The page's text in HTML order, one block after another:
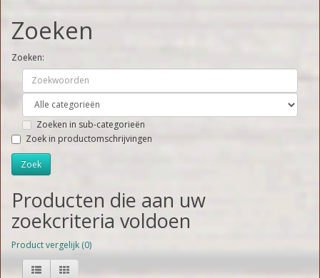
Zoeken
Zoeken:
Zoeken in sub-categorieën
Zoek in productomschrijvingen
Producten die aan uw
zoekcriteria voldoen
Product vergelijk (0)